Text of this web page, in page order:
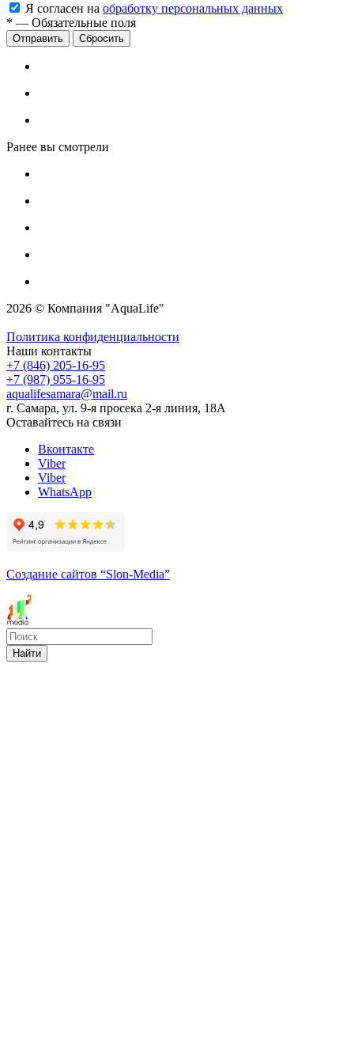
Я согласен на обработку персональных данных
* — Обязательные поля
Сбросить
Ранее вы смотрели
2026 © Компания "AquaLife"
Политика конфиденциальности
Наши контакты
+7 (846) 205-16-95
+7 (987) 955-16-95
aqualifesamara@mail.ru
г. Самара, ул. 9-я просека 2-я линия, 18А
Оставайтесь на связи
Вконтакте
Viber
Viber
WhatsApp
Создание сайтов “Slon-Media”
Найти